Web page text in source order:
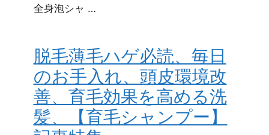
全身泡シャ …
脱毛薄毛ハゲ必読、毎日
のお手入れ、頭皮環境改
善、育毛効果を高める洗
髪、【育毛シャンプー】